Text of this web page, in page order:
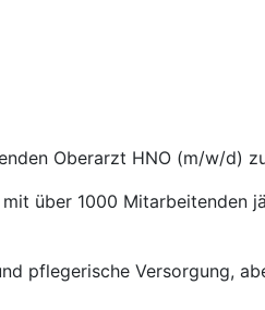
Oberarzt HNO (m/w/d)
über 1000 Mitarbeitenden
pflegerische Versorgung,